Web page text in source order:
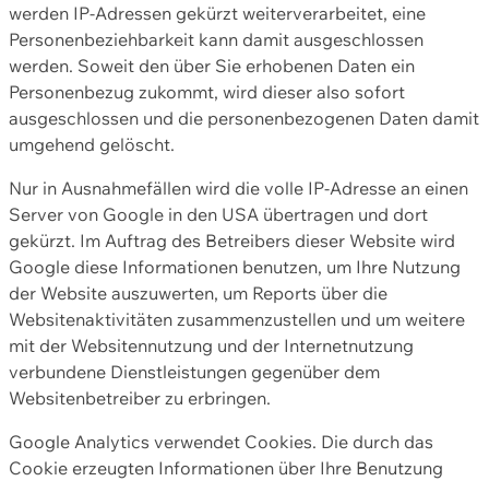
werden IP-Adressen gekürzt weiterverarbeitet, eine
Personenbeziehbarkeit kann damit ausgeschlossen
werden. Soweit den über Sie erhobenen Daten ein
Personenbezug zukommt, wird dieser also sofort
ausgeschlossen und die personenbezogenen Daten damit
umgehend gelöscht.
Nur in Ausnahmefällen wird die volle IP-Adresse an einen
Server von Google in den USA übertragen und dort
gekürzt. Im Auftrag des Betreibers dieser Website wird
Google diese Informationen benutzen, um Ihre Nutzung
der Website auszuwerten, um Reports über die
Websitenaktivitäten zusammenzustellen und um weitere
mit der Websitennutzung und der Internetnutzung
verbundene Dienstleistungen gegenüber dem
Websitenbetreiber zu erbringen.
Google Analytics verwendet Cookies. Die durch das
Cookie erzeugten Informationen über Ihre Benutzung